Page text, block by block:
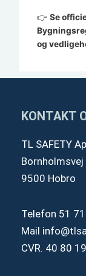
👉 Se
og
KONTAKT
TL SAFETY
Bornholmsvej
9500 Hobro
Telefon 51
Mail
CVR. 40 80